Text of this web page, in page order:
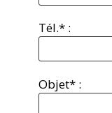
Tél.* :
Objet* :